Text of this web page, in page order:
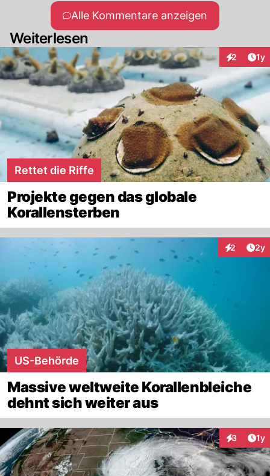
all dieser Pracht, mehrfach, und auch an
anderen, euch kaum bekannten Orten! Hört
mal mit diesem Blödsinn auf, in den meisten
Fällen waren ganz andere Ursachen der
Grund für die Zerstörung der Korallenbänke.
Alle Kommentare anzeigen
Weiterlesen
2 1y
Rettet die Riffe
Projekte gegen das globale
Korallensterben
2 2y
US-Behörde
Massive weltweite Korallenbleiche
dehnt sich weiter aus
3 1y